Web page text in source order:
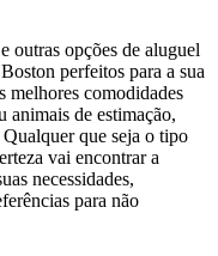
outras opções de aluguel
perfeitos para a sua
melhores comodidades
animais de estimação,
que seja o tipo
vai encontrar a
necessidades,
para não